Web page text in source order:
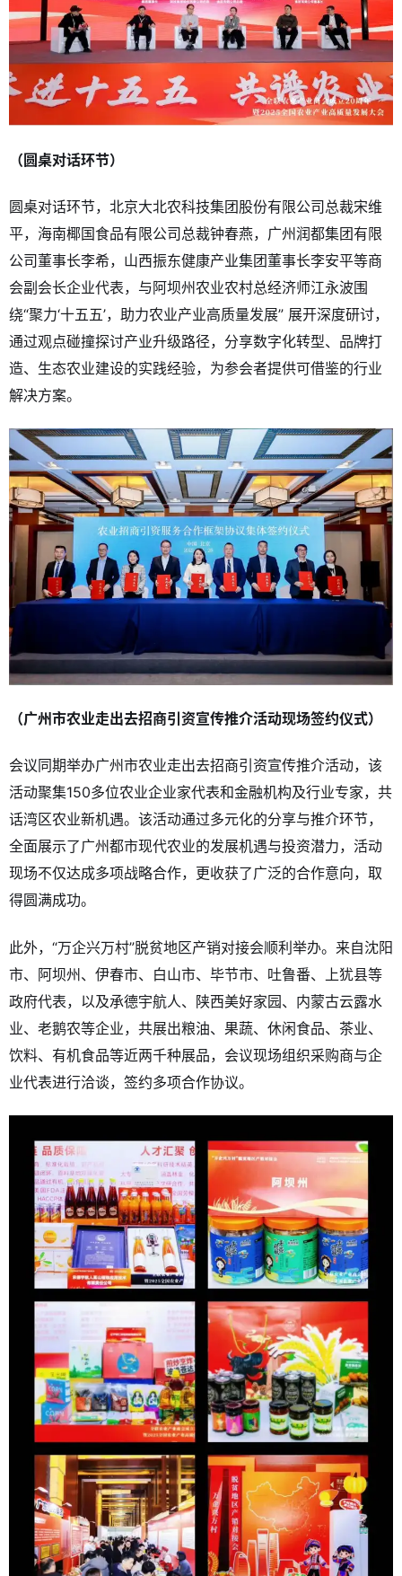
（圆桌对话环节）
圆桌对话环节，北京大北农科技集团股份有限公司总裁宋维
平，海南椰国食品有限公司总裁钟春燕，广州润都集团有限
公司董事长李希，山西振东健康产业集团董事长李安平等商
会副会长企业代表，与阿坝州农业农村总经济师江永波围
绕“聚力‘十五五’，助力农业产业高质量发展” 展开深度研讨，
通过观点碰撞探讨产业升级路径，分享数字化转型、品牌打
造、生态农业建设的实践经验，为参会者提供可借鉴的行业
解决方案。
（广州市农业走出去招商引资宣传推介活动现场签约仪式）
会议同期举办广州市农业走出去招商引资宣传推介活动，该
活动聚集150多位农业企业家代表和金融机构及行业专家，共
话湾区农业新机遇。该活动通过多元化的分享与推介环节，
全面展示了广州都市现代农业的发展机遇与投资潜力，活动
现场不仅达成多项战略合作，更收获了广泛的合作意向，取
得圆满成功。
此外，“万企兴万村”脱贫地区产销对接会顺利举办。来自沈阳
市、阿坝州、伊春市、白山市、毕节市、吐鲁番、上犹县等
政府代表，以及承德宇航人、陕西美好家园、内蒙古云露水
业、老鹅农等企业，共展出粮油、果蔬、休闲食品、茶业、
饮料、有机食品等近两千种展品，会议现场组织采购商与企
业代表进行洽谈，签约多项合作协议。